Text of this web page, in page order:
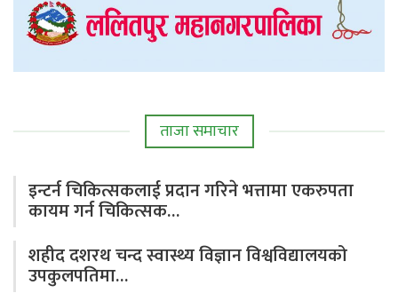
ताजा समाचार
इन्टर्न चिकित्सकलाई प्रदान गरिने भत्तामा एकरुपता
कायम गर्न चिकित्सक…
शहीद दशरथ चन्द स्वास्थ्य विज्ञान विश्वविद्यालयको
उपकुलपतिमा…